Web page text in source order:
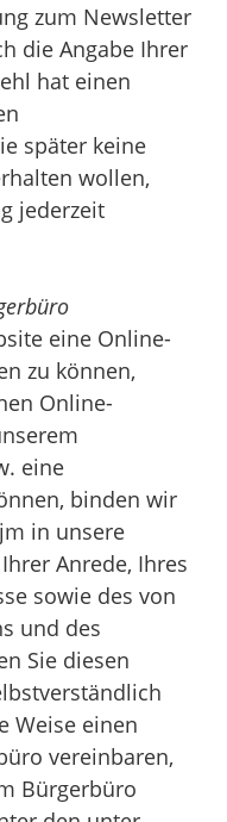
zum Newsletter
die Angabe Ihrer
hat einen
später keine
wollen,
jederzeit
eine Online-
zu können,
Online-
eine
binden wir
in unsere
Anrede, Ihres
sowie des von
und des
Sie diesen
Weise einen
vereinbaren,
Bürgerbüro